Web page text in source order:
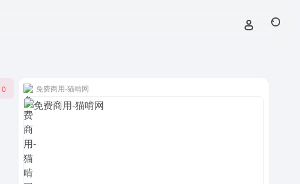
0 免费商用-猫啃网